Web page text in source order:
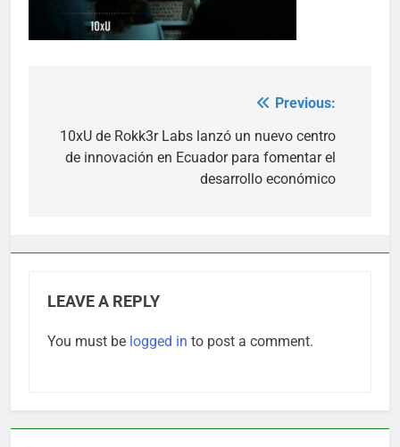
navigation
Previous:
10xU de Rokk3r Labs lanzó un nuevo centro
de innovación en Ecuador para fomentar el
desarrollo económico
LEAVE A REPLY
You must be logged in to post a comment.